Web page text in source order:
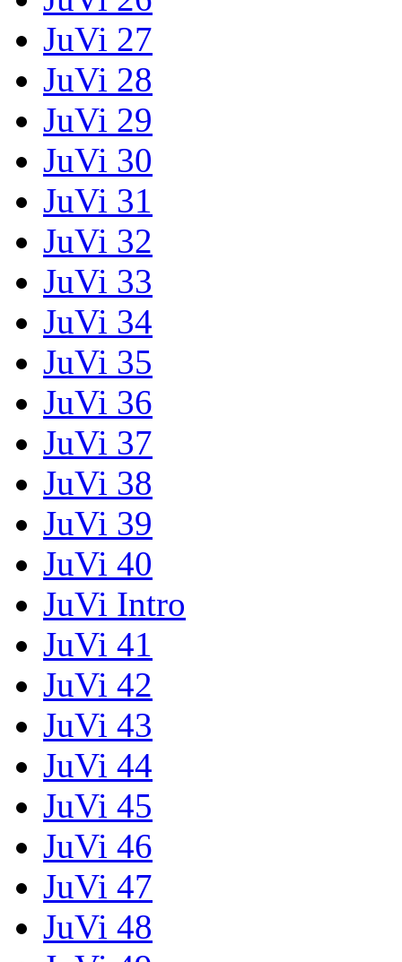
JuVi 27
JuVi 28
JuVi 29
JuVi 30
JuVi 31
JuVi 32
JuVi 33
JuVi 34
JuVi 35
JuVi 36
JuVi 37
JuVi 38
JuVi 39
JuVi 40
JuVi Intro
JuVi 41
JuVi 42
JuVi 43
JuVi 44
JuVi 45
JuVi 46
JuVi 47
JuVi 48